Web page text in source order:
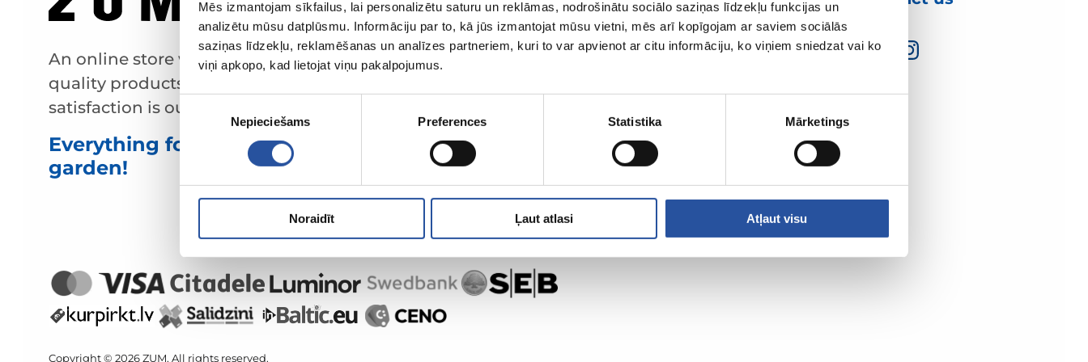
Mēs izmantojam sīkfailus, lai personalizētu saturu un reklāmas, nodrošinātu sociālo saziņas līdzekļu funkcijas un
analizētu mūsu datplūsmu. Informāciju par to, kā jūs izmantojat mūsu vietni, mēs arī kopīgojam ar saviem sociālās
saziņas līdzekļu, reklamēšanas un analīzes partneriem, kuri to var apvienot ar citu informāciju, ko viņiem sniedzat vai ko
viņi apkopo, kad lietojat viņu pakalpojumus.
Nepieciešams Preferences Statistika Mārketings
Noraidīt Ļaut atlasi Atļaut visu
An online store with great prices and
quality products, where customer
satisfaction is our main value.
Everything for your home and
garden!
Copyright © 2026 ZUM. All rights reserved.